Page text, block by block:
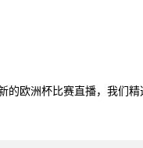
欧洲杯比赛直播，我们